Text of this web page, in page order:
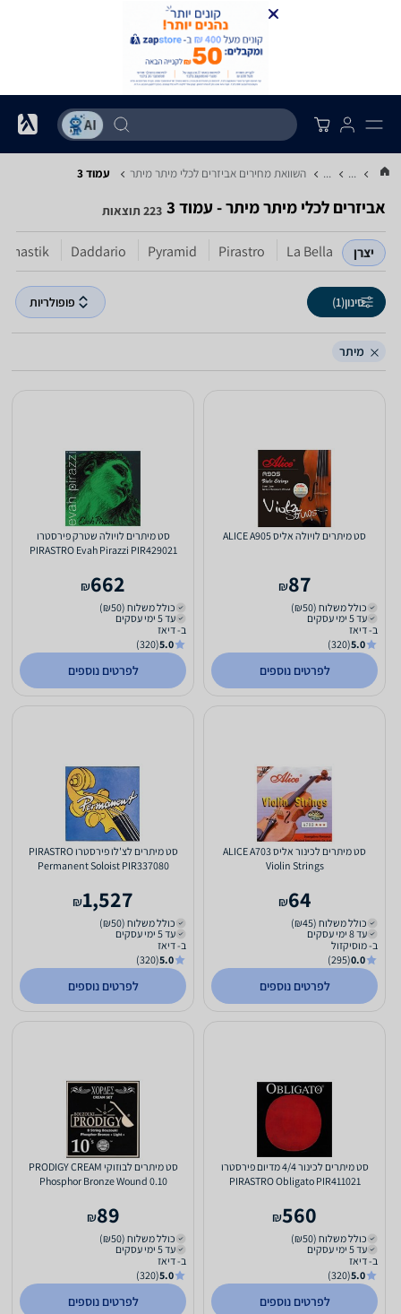
...
... השוואת מחירים אביזרים לכלי מיתר ‏מיתר עמוד 3
אביזרים לכלי מיתר ‏מיתר - עמוד 3 223 תוצאות
יצרן La Bella
Pirastro
Pyramid
Daddario
סינון(1) פופולריות
מיתר
סט מיתרים לויולה אליס ALICE A905
87
₪
כולל משלוח (₪50)
עד 5 ימי עסקים
ב- דיאז
5.0
(320)
לפרטים נוספים
סט מיתרים לויולה שטרק פירסטרו
PIRASTRO Evah Pirazzi PIR429021
662
₪
כולל משלוח (₪50)
עד 5 ימי עסקים
ב- דיאז
5.0
(320)
לפרטים נוספים
סט מיתרים לכינור אליס ALICE A703
Violin Strings
64
₪
כולל משלוח (₪45)
עד 8 ימי עסקים
ב- מוסיקזול
0.0
(295)
לפרטים נוספים
סט מיתרים לצ'לו פירסטרו PIRASTRO
Permanent Soloist PIR337080
1,527
₪
כולל משלוח (₪50)
עד 5 ימי עסקים
ב- דיאז
5.0
(320)
לפרטים נוספים
סט מיתרים לכינור 4/4 מדיום פירסטרו
PIRASTRO Obligato PIR411021
560
₪
כולל משלוח (₪50)
עד 5 ימי עסקים
ב- דיאז
5.0
(320)
לפרטים נוספים
סט מיתרים לבוזוקי PRODIGY CREAM
Phosphor Bronze Wound 0.10
89
₪
כולל משלוח (₪50)
עד 5 ימי עסקים
ב- דיאז
5.0
(320)
לפרטים נוספים